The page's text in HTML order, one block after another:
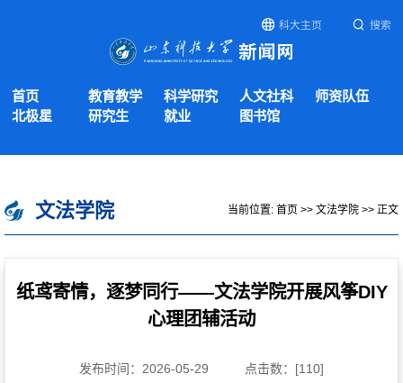
科大主页 搜索
首页 教育教学 科学研究 人文社科
师资队伍
北极星
研究生 就业 图书馆
文法学院 当前位置: 首页 >> 文法学院 >> 正文
纸鸢寄情，逐梦同行——文法学院开展风筝DIY
心理团辅活动
发布时间：2026-05-29 点击数：[110]